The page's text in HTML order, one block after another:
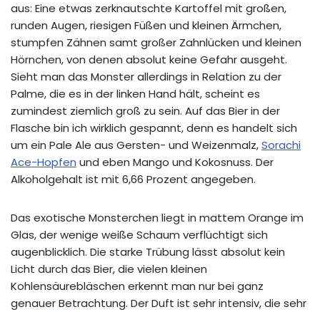
aus: Eine etwas zerknautschte Kartoffel mit großen,
runden Augen, riesigen Füßen und kleinen Ärmchen,
stumpfen Zähnen samt großer Zahnlücken und kleinen
Hörnchen, von denen absolut keine Gefahr ausgeht.
Sieht man das Monster allerdings in Relation zu der
Palme, die es in der linken Hand hält, scheint es
zumindest ziemlich groß zu sein. Auf das Bier in der
Flasche bin ich wirklich gespannt, denn es handelt sich
um ein Pale Ale aus Gersten- und Weizenmalz,Sorachi
Ace-Hopfen und eben Mango und Kokosnuss. Der
Alkoholgehalt ist mit 6,66 Prozent angegeben.
Das exotische Monsterchen liegt in mattem Orange im
Glas, der wenige weiße Schaum verflüchtigt sich
augenblicklich. Die starke Trübung lässt absolut kein
Licht durch das Bier, die vielen kleinen
Kohlensäurebläschen erkennt man nur bei ganz
genauer Betrachtung. Der Duft ist sehr intensiv, die sehr